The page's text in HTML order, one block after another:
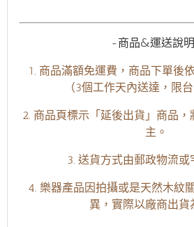
-商品&運送說
1. 商品滿額免運費，商品下單後
（3個工作天內送達，限
2. 商品頁標示「延後出貨」商品
主。
3. 送貨方式由郵政物流或
4. 樂器產品因拍攝或是天然木紋
異，實際以廠商出貨